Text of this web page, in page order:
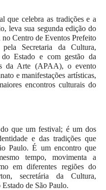
que celebra as tradições e a
leva sua segunda edição do
Centro de Eventos Prefeito
Secretaria da Cultura,
Estado e com gestão da
da Arte (APAA), o evento
e manifestações artísticas,
encontros culturais do
que um festival; é um dos
e das tradições que
Paulo. É um encontro que
tempo, movimenta a
em diferentes regiões do
secretária da Cultura,
de São Paulo.